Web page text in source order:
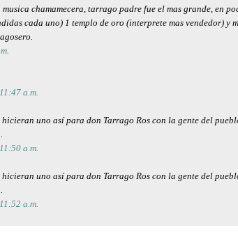
chamamecera, tarrago padre fue el mas grande, en
cada uno) 1 templo de oro (interprete mas vendedor) y
a.m.
uno así para don Tarrago Ros con la gente del
a.m.
uno así para don Tarrago Ros con la gente del
a.m.